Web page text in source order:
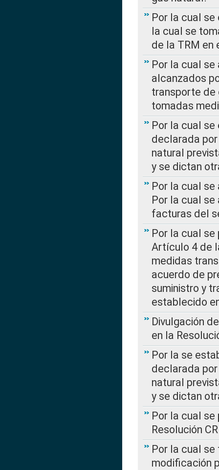
Por la cual se
la cual se
de la TRM en
Por la cual
alcanzados
transporte de
tomadas
Por la cual
declarada
natural
y se dictan
Por la cual se
Por la cual
facturas del
Por la cual
Artículo 4 de
medidas
acuerdo de
suministro y
establecido
Divulgación
en la
Por la se
declarada
natural
y se dictan
Por la cual
Resolución
Por la cual
modificación